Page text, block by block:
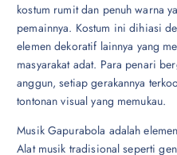
kostum rumit dan penuh warna
pemainnya. Kostum ini dihiasi
elemen dekoratif lainnya yang
masyarakat adat. Para penari
anggun, setiap gerakannya
tontonan visual yang memukau.
Musik Gapurabola adalah
Alat musik tradisional seperti